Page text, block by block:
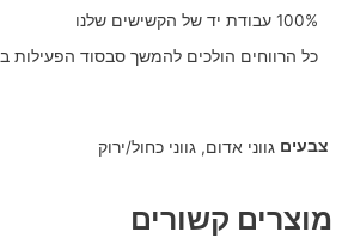
כל הרווחים הולכים להמשך סבסוד הפעילות
צבעים גווני אדום, גווני כחול/ירוק
מוצרים קשורים